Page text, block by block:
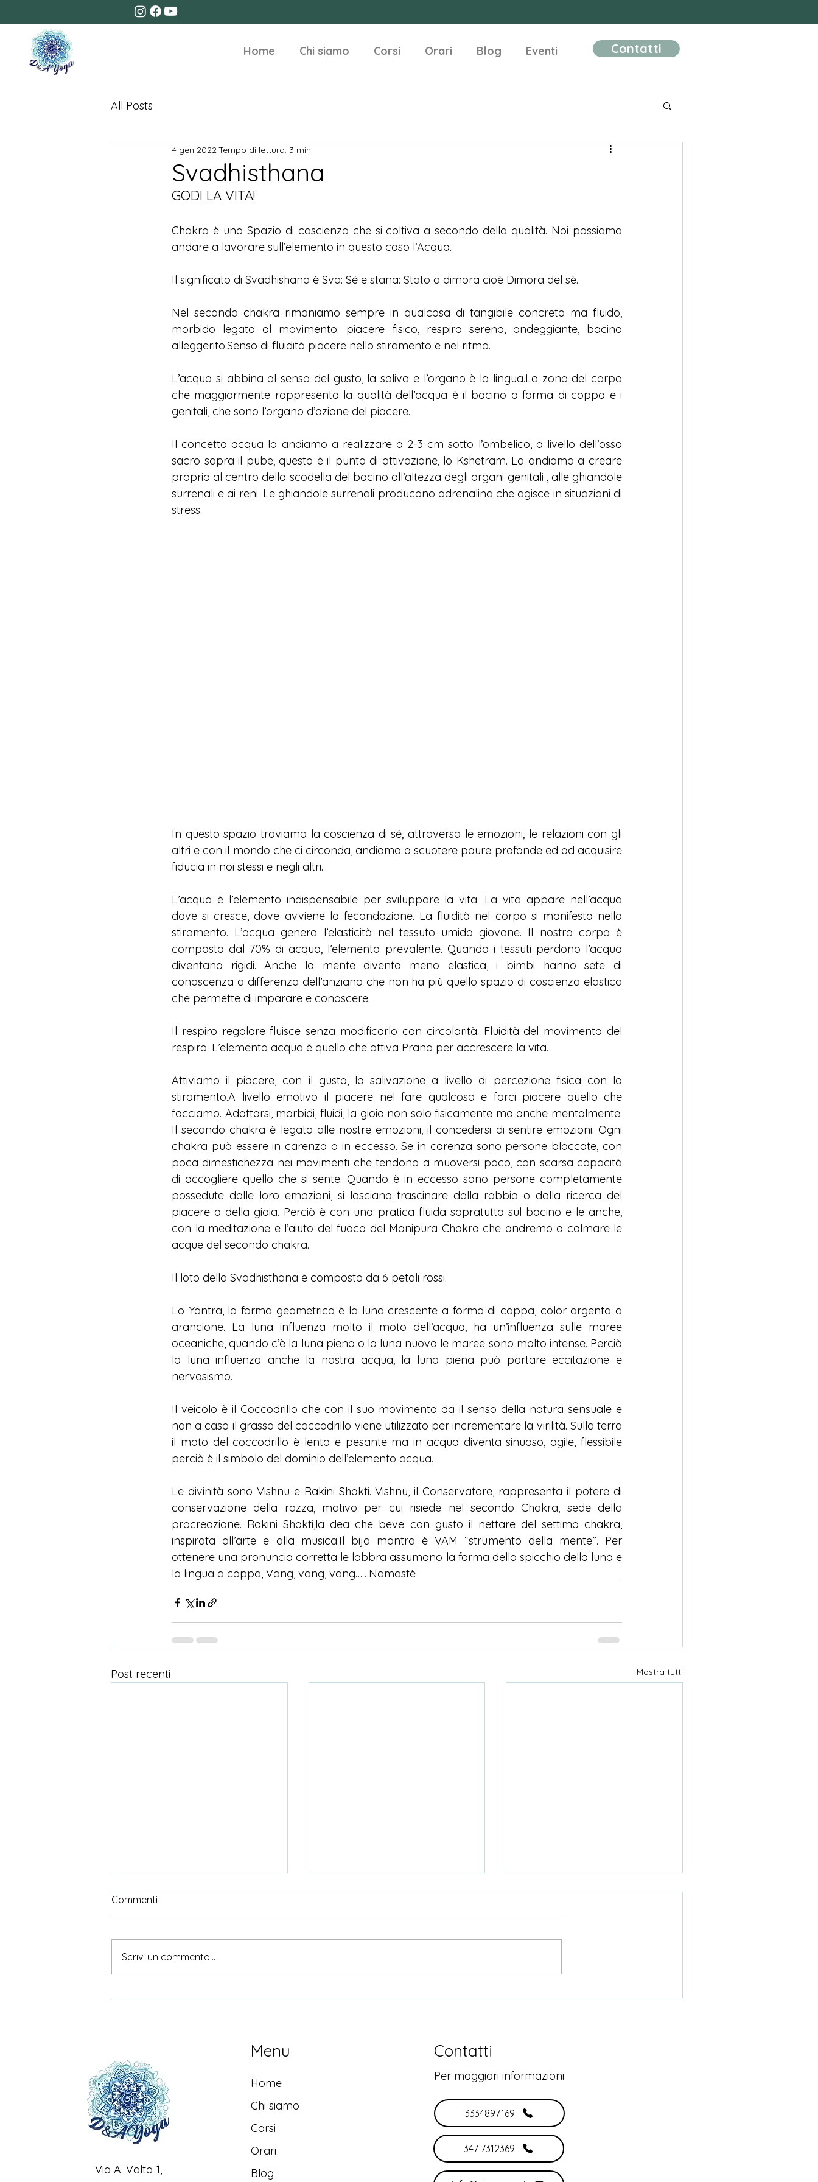
Home Chi siamo Corsi Orari Blog Eventi Contatti
All Posts
Svadhisthana
4 gen 2022 Tempo di lettura: 3 min
GODI LA VITA!
Chakra è uno Spazio di coscienza che si coltiva a secondo della qualità. Noi possiamo
andare a lavorare sull’elemento in questo caso l’Acqua.
Il significato di Svadhishana è Sva: Sé e stana: Stato o dimora cioè Dimora del sè.
Nel secondo chakra rimaniamo sempre in qualcosa di tangibile concreto ma fluido,
morbido legato al movimento: piacere fisico, respiro sereno, ondeggiante, bacino
alleggerito.Senso di fluidità piacere nello stiramento e nel ritmo.
L’acqua si abbina al senso del gusto, la saliva e l’organo è la lingua.La zona del corpo
che maggiormente rappresenta la qualità dell’acqua è il bacino a forma di coppa e i
genitali, che sono l’organo d’azione del piacere.
Il concetto acqua lo andiamo a realizzare a 2-3 cm sotto l’ombelico, a livello dell’osso
sacro sopra il pube, questo è il punto di attivazione, lo Kshetram. Lo andiamo a creare
proprio al centro della scodella del bacino all’altezza degli organi genitali , alle ghiandole
surrenali e ai reni. Le ghiandole surrenali producono adrenalina che agisce in situazioni di
stress.
In questo spazio troviamo la coscienza di sé, attraverso le emozioni, le relazioni con gli
altri e con il mondo che ci circonda, andiamo a scuotere paure profonde ed ad acquisire
fiducia in noi stessi e negli altri.
L’acqua è l’elemento indispensabile per sviluppare la vita. La vita appare nell’acqua
dove si cresce, dove avviene la fecondazione. La fluidità nel corpo si manifesta nello
stiramento. L’acqua genera l’elasticità nel tessuto umido giovane. Il nostro corpo è
composto dal 70% di acqua, l’elemento prevalente. Quando i tessuti perdono l’acqua
diventano rigidi. Anche la mente diventa meno elastica, i bimbi hanno sete di
conoscenza a differenza dell’anziano che non ha più quello spazio di coscienza elastico
che permette di imparare e conoscere.
Il respiro regolare fluisce senza modificarlo con circolarità. Fluidità del movimento del
respiro. L’elemento acqua è quello che attiva Prana per accrescere la vita.
Attiviamo il piacere, con il gusto, la salivazione a livello di percezione fisica con lo
stiramento.A livello emotivo il piacere nel fare qualcosa e farci piacere quello che
facciamo. Adattarsi, morbidi, fluidi, la gioia non solo fisicamente ma anche mentalmente.
Il secondo chakra è legato alle nostre emozioni, il concedersi di sentire emozioni. Ogni
chakra può essere in carenza o in eccesso. Se in carenza sono persone bloccate, con
poca dimestichezza nei movimenti che tendono a muoversi poco, con scarsa capacità
di accogliere quello che si sente. Quando è in eccesso sono persone completamente
possedute dalle loro emozioni, si lasciano trascinare dalla rabbia o dalla ricerca del
piacere o della gioia. Perciò è con una pratica fluida sopratutto sul bacino e le anche,
con la meditazione e l’aiuto del fuoco del Manipura Chakra che andremo a calmare le
acque del secondo chakra.
Il loto dello Svadhisthana è composto da 6 petali rossi.
Lo Yantra, la forma geometrica è la luna crescente a forma di coppa, color argento o
arancione. La luna influenza molto il moto dell’acqua, ha un’influenza sulle maree
oceaniche, quando c’è la luna piena o la luna nuova le maree sono molto intense. Perciò
la luna influenza anche la nostra acqua, la luna piena può portare eccitazione e
nervosismo.
Il veicolo è il Coccodrillo che con il suo movimento da il senso della natura sensuale e
non a caso il grasso del coccodrillo viene utilizzato per incrementare la virilità. Sulla terra
il moto del coccodrillo è lento e pesante ma in acqua diventa sinuoso, agile, flessibile
perciò è il simbolo del dominio dell’elemento acqua.
Le divinità sono Vishnu e Rakini Shakti. Vishnu, il Conservatore, rappresenta il potere di
conservazione della razza, motivo per cui risiede nel secondo Chakra, sede della
procreazione. Rakini Shakti,la dea che beve con gusto il nettare del settimo chakra,
inspirata all’arte e alla musica.Il bija mantra è VAM “strumento della mente”. Per
ottenere una pronuncia corretta le labbra assumono la forma dello spicchio della luna e
la lingua a coppa, Vang, vang, vang……Namastè
Post recenti Mostra tutti
Muladhara
Commenti
Scrivi un commento...
Via A. Volta 1,
Menu
Home
Chi siamo
Corsi
Orari
Blog
Contatti
Per maggiori informazioni
3334897169
347 7312369